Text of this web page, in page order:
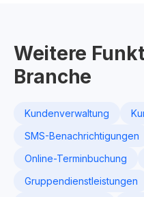
Weitere
Branche
Kundenverwaltung
SMS-Benachrichtigungen
Online-Terminbuchung
Gruppendienstleistungen